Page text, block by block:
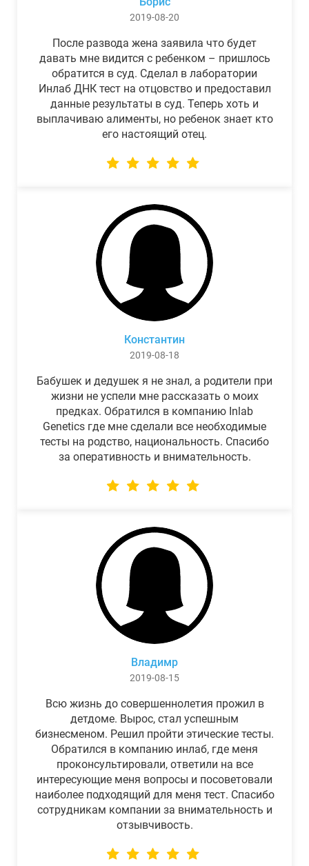
2019-08-20
После развода жена заявила что будет
давать мне видится с ребенком – пришлось
обратится в суд. Сделал в лаборатории
Инлаб ДНК тест на отцовство и предоставил
данные результаты в суд. Теперь хоть и
выплачиваю алименты, но ребенок знает кто
его настоящий отец.
Константин
2019-08-18
Бабушек и дедушек я не знал, а родители при
жизни не успели мне рассказать о моих
предках. Обратился в компанию Inlab
Genetics где мне сделали все необходимые
тесты на родство, национальность. Спасибо
за оперативность и внимательность.
Владимр
2019-08-15
Всю жизнь до совершеннолетия прожил в
детдоме. Вырос, стал успешным
бизнесменом. Решил пройти этические тесты.
Обратился в компанию инлаб, где меня
проконсультировали, ответили на все
интересующие меня вопросы и посоветовали
наиболее подходящий для меня тест. Спасибо
сотрудникам компании за внимательность и
отзывчивость.